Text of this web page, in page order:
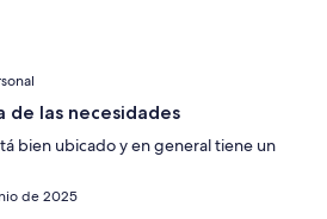
de las necesidades
bien ubicado y en general tiene un
de 2025